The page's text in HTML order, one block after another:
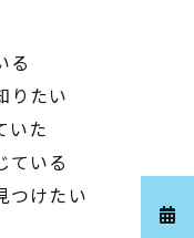
る
りたい
いた
ている
つけたい